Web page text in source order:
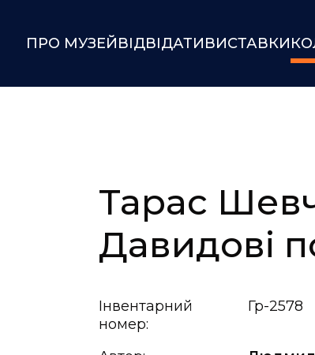
ПРО МУЗЕЙВІДВІДАТИВИСТАВКИ
Тарас
Давидові
Інвентарний
номер:
Гр-2578